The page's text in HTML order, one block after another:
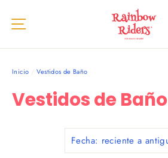
directamente
contenido
Inicio / Vestidos de Baño
Vestidos de Baño